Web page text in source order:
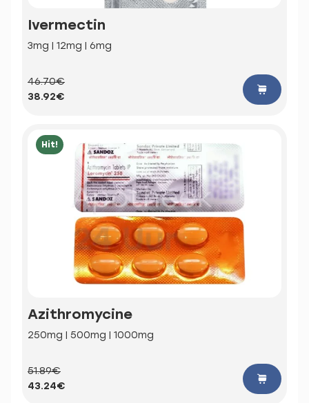
Ivermectin
3mg | 12mg | 6mg
46.70€
38.92€
Hit!
Azithromycine
250mg | 500mg | 1000mg
51.89€
43.24€